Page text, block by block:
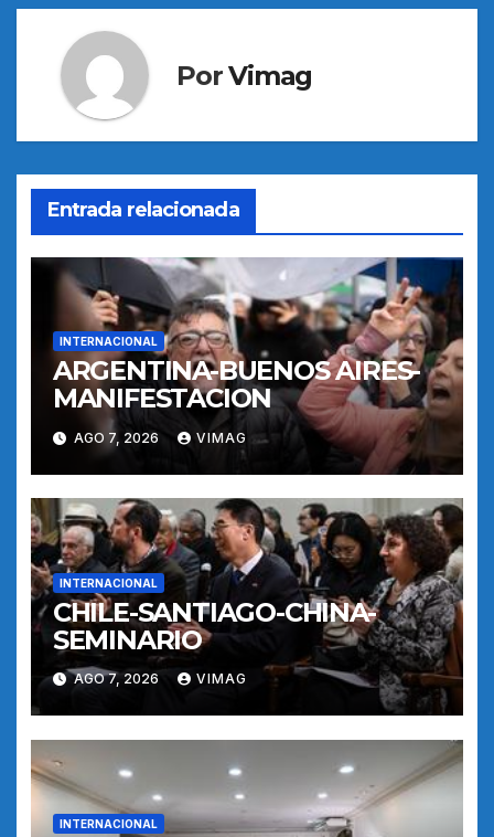
PorVimag
Entrada relacionada
INTERNACIONAL
ARGENTINA-BUENOS AIRES-
MANIFESTACION
AGO 7, 2026 VIMAG
INTERNACIONAL
CHILE-SANTIAGO-CHINA-
SEMINARIO
AGO 7, 2026 VIMAG
INTERNACIONAL